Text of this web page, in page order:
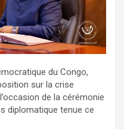
du Congo,
sur la crise
de la cérémonie
diplomatique tenue ce